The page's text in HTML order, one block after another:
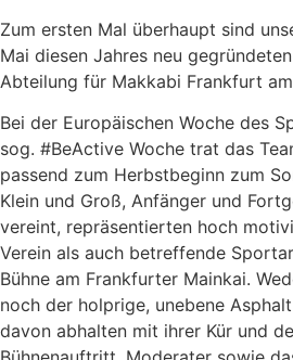
Zum ersten Mal überhaupt sind
Mai diesen Jahres neu
Abteilung für Makkabi Frankfurt
Bei der Europäischen Woche des
sog. #BeActive Woche trat das
passend zum Herbstbeginn zum
Klein und Groß, Anfänger und
vereint, repräsentierten hoch
Verein als auch betreffende
Bühne am Frankfurter Mainkai.
noch der holprige, unebene
davon abhalten mit ihrer Kür und